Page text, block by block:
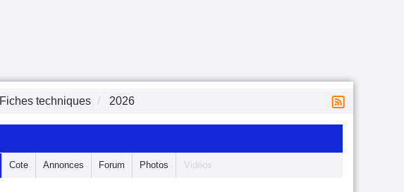
Fiches techniques 2026
Cote Annonces Forum Photos Vidéos